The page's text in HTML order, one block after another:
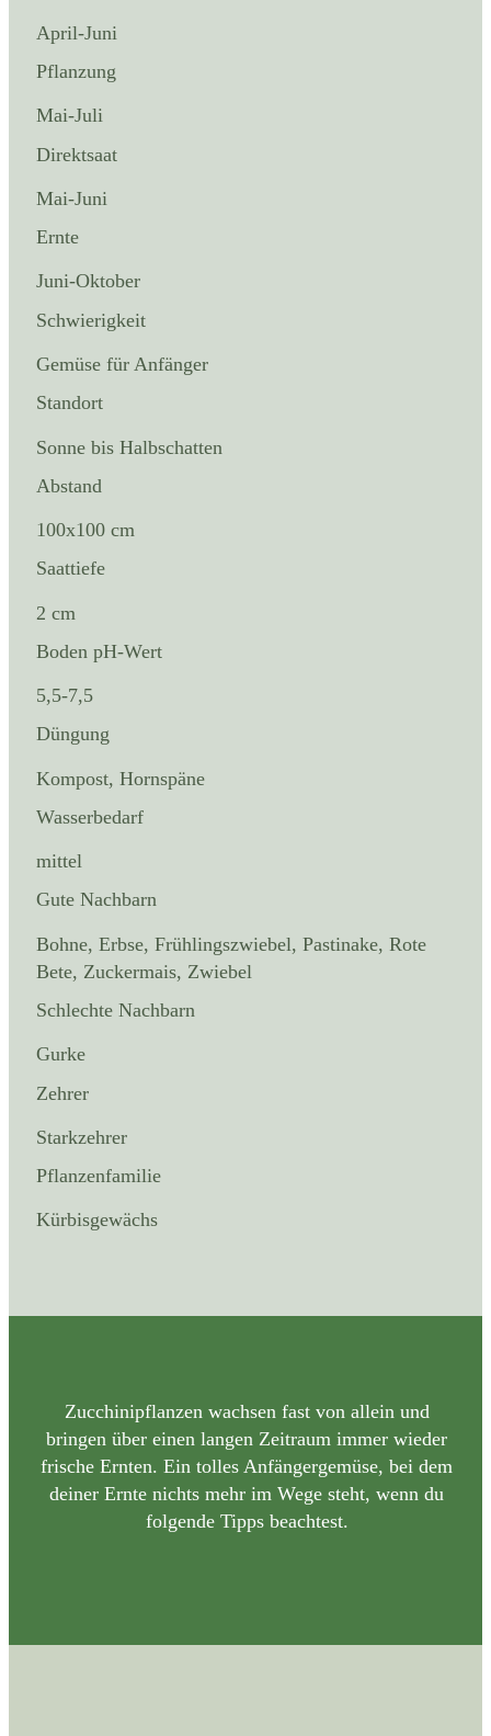
April-Juni
Pflanzung
Mai-Juli
Direktsaat
Mai-Juni
Ernte
Juni-Oktober
Schwierigkeit
Gemüse für Anfänger
Standort
Sonne bis Halbschatten
Abstand
100x100 cm
Saattiefe
2 cm
Boden pH-Wert
5,5-7,5
Düngung
Kompost, Hornspäne
Wasserbedarf
mittel
Gute Nachbarn
Bohne, Erbse, Frühlingszwiebel, Pastinake, Rote
Bete, Zuckermais, Zwiebel
Schlechte Nachbarn
Gurke
Zehrer
Starkzehrer
Pflanzenfamilie
Kürbisgewächs
Zucchinipflanzen wachsen fast von allein und
bringen über einen langen Zeitraum immer wieder
frische Ernten. Ein tolles Anfängergemüse, bei dem
deiner Ernte nichts mehr im Wege steht, wenn du
folgende Tipps beachtest.